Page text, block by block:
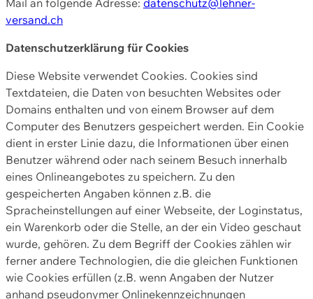
versand.ch
Datenschutzerklärung für Cookies
Diese Website verwendet Cookies. Cookies sind
Textdateien, die Daten von besuchten Websites oder
Domains enthalten und von einem Browser auf dem
Computer des Benutzers gespeichert werden. Ein Cookie
dient in erster Linie dazu, die Informationen über einen
Benutzer während oder nach seinem Besuch innerhalb
eines Onlineangebotes zu speichern. Zu den
gespeicherten Angaben können z.B. die
Spracheinstellungen auf einer Webseite, der Loginstatus,
ein Warenkorb oder die Stelle, an der ein Video geschaut
wurde, gehören. Zu dem Begriff der Cookies zählen wir
ferner andere Technologien, die die gleichen Funktionen
wie Cookies erfüllen (z.B. wenn Angaben der Nutzer
anhand pseudonymer Onlinekennzeichnungen